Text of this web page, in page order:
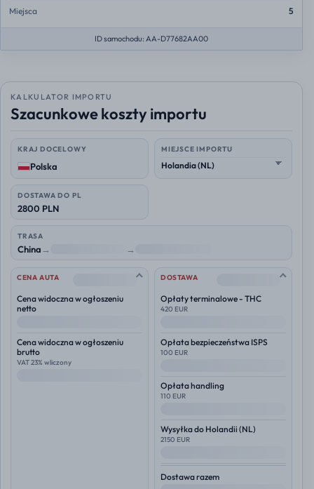
Miejsca 5
ID samochodu: AA-D77682AA00
KALKULATOR IMPORTU
Szacunkowe koszty importu
KRAJ DOCELOWY
Polska
MIEJSCE IMPORTU
DOSTAWA DO PL
2800 PLN
TRASA
China→ →
CENA AUTA --
Cena widoczna w ogłoszeniu
netto
Cena widoczna w ogłoszeniu
brutto
VAT 23% wliczony
DOSTAWA --
Opłaty terminalowe - THC
420 EUR
Opłata bezpieczeństwa ISPS
100 EUR
Opłata handling
110 EUR
Wysyłka do Holandii (NL)
2150 EUR
Dostawa razem